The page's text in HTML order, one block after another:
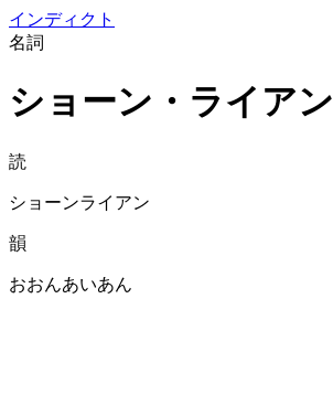
インディクト
名詞
ショーン・ライアン
読
ショーンライアン
韻
おおんあいあん